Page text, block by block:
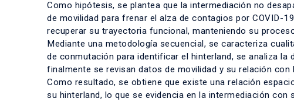
Como hipótesis, se plantea que la intermediación no
de movilidad para frenar el alza de contagios por COVID-
recuperar su trayectoria funcional, manteniendo su
Mediante una metodología secuencial, se caracteriza
de conmutación para identificar el hinterland, se analiza
finalmente se revisan datos de movilidad y su relación con
Como resultado, se obtiene que existe una relación
su hinterland, lo que se evidencia en la intermediación